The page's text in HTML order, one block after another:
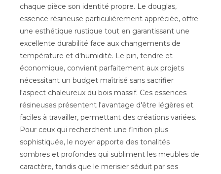
chaque pièce son identité propre. Le douglas,
essence résineuse particulièrement appréciée, offre
une esthétique rustique tout en garantissant une
excellente durabilité face aux changements de
température et d'humidité. Le pin, tendre et
économique, convient parfaitement aux projets
nécessitant un budget maîtrisé sans sacrifier
l'aspect chaleureux du bois massif. Ces essences
résineuses présentent l'avantage d'être légères et
faciles à travailler, permettant des créations variées.
Pour ceux qui recherchent une finition plus
sophistiquée, le noyer apporte des tonalités
sombres et profondes qui subliment les meubles de
caractère, tandis que le merisier séduit par ses